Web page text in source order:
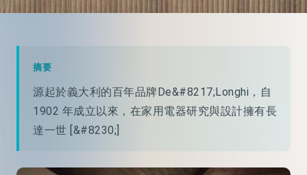
摘要
源起於義大利的百年品牌De&#8217;Longhi，自
1902 年成立以來，在家用電器研究與設計擁有長
達一世 [&#8230;]